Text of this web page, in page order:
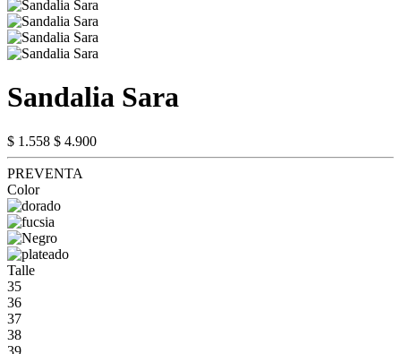
Sandalia Sara
$ 1.558 $ 4.900
PREVENTA
Color
Talle
35
36
37
38
39